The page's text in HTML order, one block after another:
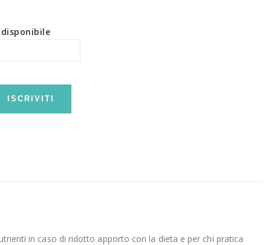
ISCRIVITI
in caso di ridotto apporto con la dieta e per chi pratica